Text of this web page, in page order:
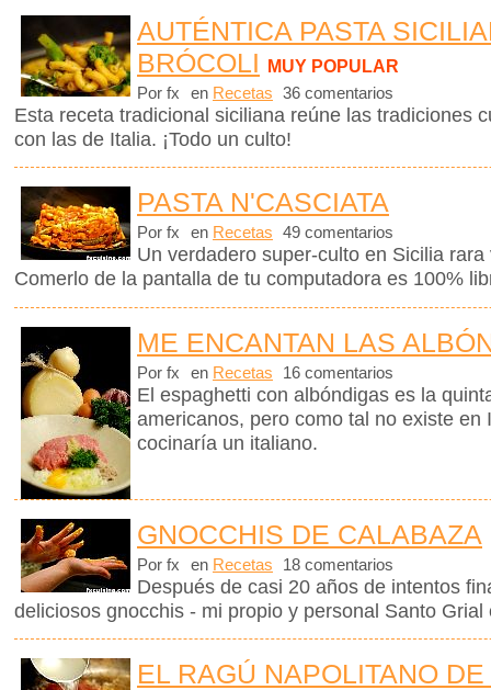
AUTÉNTICA PASTA
BRÓCOLI MUY POPULAR
Por fx en Recetas 36 comentarios
Esta receta tradicional siciliana reúne las tradiciones
con las de Italia. ¡Todo un culto!
PASTA N'CASCIATA
Por fx en Recetas 49 comentarios
Un verdadero super-culto en Sicilia
Comerlo de la pantalla de tu computadora es 100%
ME ENCANTAN LAS
Por fx en Recetas 16 comentarios
El espaghetti con albóndigas es la
americanos, pero como tal no existe
cocinaría un italiano.
GNOCCHIS DE CALABAZA
Por fx en Recetas 18 comentarios
Después de casi 20 años de intentos
deliciosos gnocchis - mi propio y personal Santo Grial
EL RAGÚ NAPOLITANO